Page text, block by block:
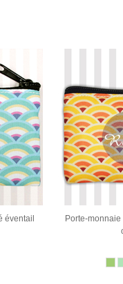
éventail
Porte-